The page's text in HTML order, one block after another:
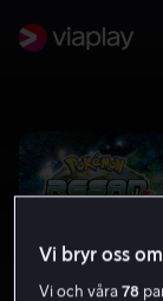
Vi bryr oss
Vi och våra78